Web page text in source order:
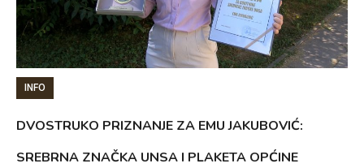
INFO
DVOSTRUKO PRIZNANJE ZA EMU JAKUBOVIĆ:
SREBRNA ZNAČKA UNSA I PLAKETA OPĆINE